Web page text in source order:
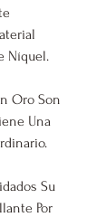
Níquel.
Oro Son
Una
Su
Por